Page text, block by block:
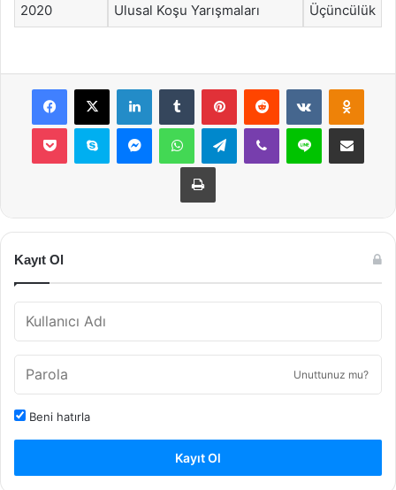
2020 Ulusal Koşu Yarışmaları Üçüncülük
Facebook
X LinkedInTumblr PinterestReddit VKontakte
Pocket Skype MessengerWhatsAppTelegramViber Line E-Posta ile
Yazdır
Kayıt Ol
Unuttunuz mu?
Beni hatırla
Kayıt Ol